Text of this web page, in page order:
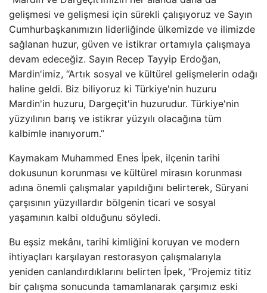
gelişmesi ve gelişmesi için sürekli çalışıyoruz ve Sayın
Cumhurbaşkanımızın liderliğinde ülkemizde ve ilimizde
sağlanan huzur, güven ve istikrar ortamıyla çalışmaya
devam edeceğiz. Sayın Recep Tayyip Erdoğan,
Mardin'imiz, “Artık sosyal ve kültürel gelişmelerin odağı
haline geldi. Biz biliyoruz ki Türkiye'nin huzuru
Mardin'in huzuru, Dargeçit'in huzurudur. Türkiye'nin
yüzyılının barış ve istikrar yüzyılı olacağına tüm
kalbimle inanıyorum.”
Kaymakam Muhammed Enes İpek, ilçenin tarihi
dokusunun korunması ve kültürel mirasın korunması
adına önemli çalışmalar yapıldığını belirterek, Süryani
çarşısının yüzyıllardır bölgenin ticari ve sosyal
yaşamının kalbi olduğunu söyledi.
Bu eşsiz mekânı, tarihi kimliğini koruyan ve modern
ihtiyaçları karşılayan restorasyon çalışmalarıyla
yeniden canlandırdıklarını belirten İpek, “Projemiz titiz
bir çalışma sonucunda tamamlanarak çarşımız eski